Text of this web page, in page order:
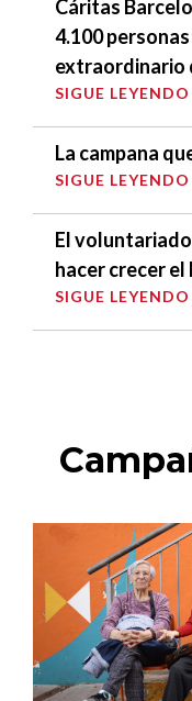
Cáritas
4.100
extraordinario
SIGUE LEYENDO
La campana
SIGUE LEYENDO
El
hacer crecer el
SIGUE LEYENDO